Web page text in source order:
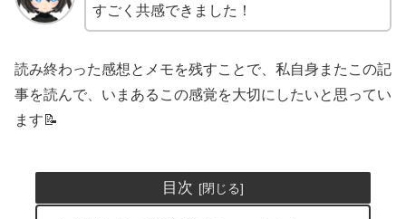
すごく共感できました！
読み終わった感想とメモを残すことで、私自身またこの記
事を読んで、いまあるこの感覚を大切にしたいと思ってい
ます📝
目次